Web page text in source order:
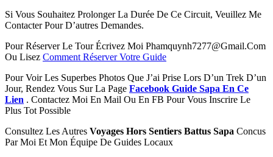
Si Vous Souhaitez Prolonger La Durée De Ce Circuit, Veuillez Me
Contacter Pour D’autres Demandes.
Pour Réserver Le Tour Écrivez Moi Phamquynh7277@Gmail.Com
Ou Lisez Comment Réserver Votre Guide
Pour Voir Les Superbes Photos Que J’ai Prise Lors D’un Trek D’un
Jour, Rendez Vous Sur La Page Facebook Guide Sapa En Ce
Lien . Contactez Moi En Mail Ou En FB Pour Vous Inscrire Le
Plus Tot Possible
Consultez Les Autres Voyages Hors Sentiers Battus Sapa Concus
Par Moi Et Mon Équipe De Guides Locaux